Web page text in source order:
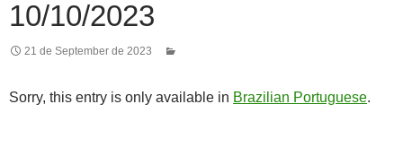
10/10/2023
21 de September de 2023
Sorry, this entry is only available in Brazilian Portuguese.